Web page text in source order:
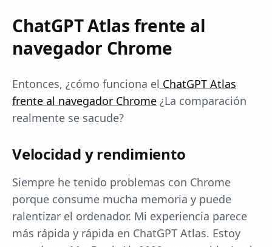
ChatGPT Atlas frente al
navegador Chrome
Entonces, ¿cómo funciona el ChatGPT Atlas
frente al navegador Chrome ¿La comparación
realmente se sacude?
Velocidad y rendimiento
Siempre he tenido problemas con Chrome
porque consume mucha memoria y puede
ralentizar el ordenador. Mi experiencia parece
más rápida y rápida en ChatGPT Atlas. Estoy